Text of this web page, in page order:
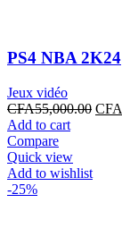
PS4 NBA 2K24
Jeux vidéo
CFA55,000.00 CFA
Add to cart
Compare
Quick view
Add to wishlist
-25%